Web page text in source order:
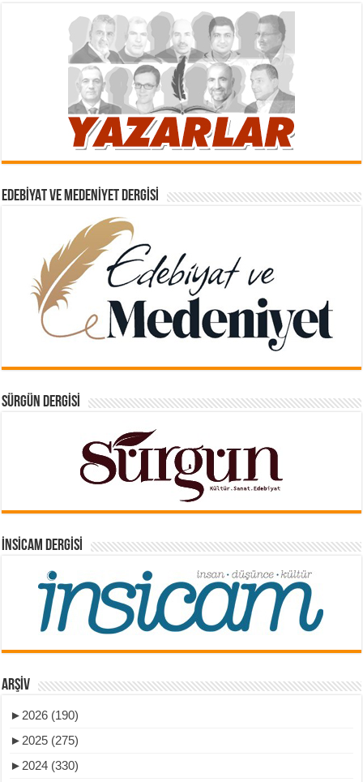
EDEBIYAT VE MEDENIYET DERGISI
SÜRGÜN DERGISI
İNSICAM DERGISI
ARŞIV
► 2026 (190)
► 2025 (275)
► 2024 (330)